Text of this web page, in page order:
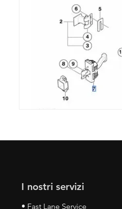
I nostri servizi
• Fast Lane Service